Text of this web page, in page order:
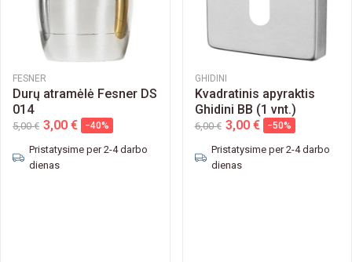
FESNER
Durų atramėlė Fesner DS
014
5,00 € 3,00 € −40%
Pristatysime per 2-4 darbo
dienas
GHIDINI
Kvadratinis apyraktis
Ghidini BB (1 vnt.)
6,00 € 3,00 € −50%
Pristatysime per 2-4 darbo
dienas